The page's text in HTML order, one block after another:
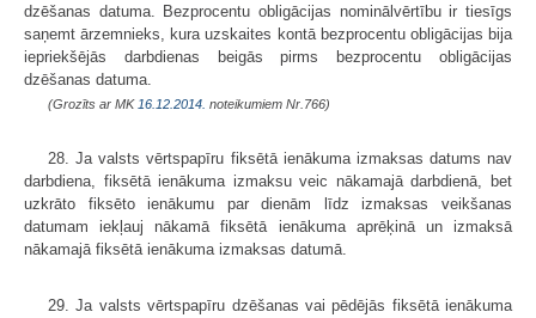
dzēšanas datuma. Bezprocentu obligācijas nominālvērtību ir tiesīgs
saņemt ārzemnieks, kura uzskaites kontā bezprocentu obligācijas bija
iepriekšējās darbdienas beigās pirms bezprocentu obligācijas
dzēšanas datuma.
(Grozīts ar MK16.12.2014. noteikumiem Nr.766)
28. Ja valsts vērtspapīru fiksētā ienākuma izmaksas datums nav
darbdiena, fiksētā ienākuma izmaksu veic nākamajā darbdienā, bet
uzkrāto fiksēto ienākumu par dienām līdz izmaksas veikšanas
datumam iekļauj nākamā fiksētā ienākuma aprēķinā un izmaksā
nākamajā fiksētā ienākuma izmaksas datumā.
29. Ja valsts vērtspapīru dzēšanas vai pēdējās fiksētā ienākuma